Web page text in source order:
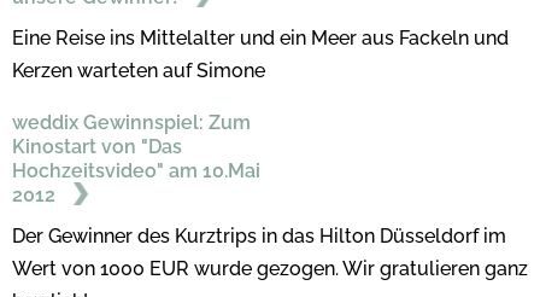
Eine Reise ins Mittelalter und ein Meer aus Fackeln und
Kerzen warteten auf Simone
weddix Gewinnspiel: Zum
Kinostart von "Das
Hochzeitsvideo" am 10.Mai
2012
Der Gewinner des Kurztrips in das Hilton Düsseldorf im
Wert von 1000 EUR wurde gezogen. Wir gratulieren ganz